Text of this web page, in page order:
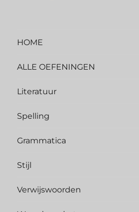
HOME
ALLE OEFENINGEN
Literatuur
Spelling
Grammatica
Stijl
Verwijswoorden